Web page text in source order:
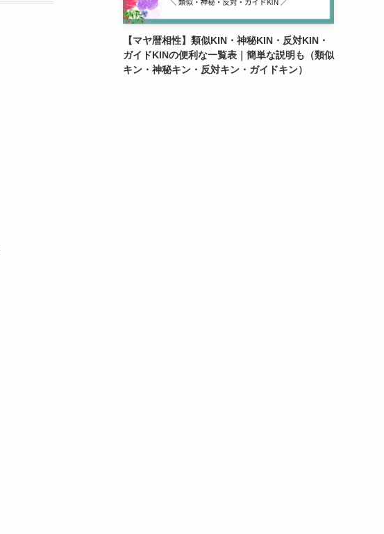
【マヤ暦相性】類似KIN・神秘KIN・反対KIN・
ガイドKINの便利な一覧表｜簡単な説明も（類似
キン・神秘キン・反対キン・ガイドキン）